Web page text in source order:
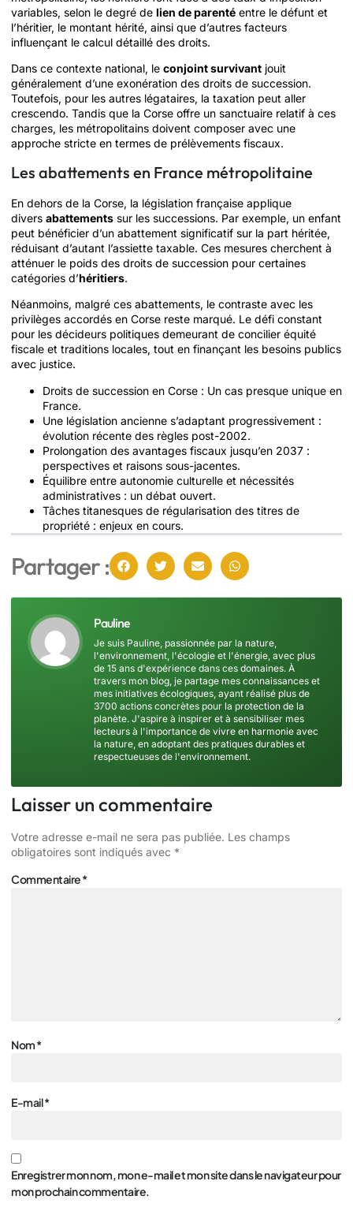
variables, selon le degré de lien de parenté entre le défunt et
l’héritier, le montant hérité, ainsi que d’autres facteurs
influençant le calcul détaillé des droits.
Dans ce contexte national, le conjoint survivant jouit
généralement d’une exonération des droits de succession.
Toutefois, pour les autres légataires, la taxation peut aller
crescendo. Tandis que la Corse offre un sanctuaire relatif à ces
charges, les métropolitains doivent composer avec une
approche stricte en termes de prélèvements fiscaux.
Les abattements en France métropolitaine
En dehors de la Corse, la législation française applique
divers abattements sur les successions. Par exemple, un enfant
peut bénéficier d’un abattement significatif sur la part héritée,
réduisant d’autant l’assiette taxable. Ces mesures cherchent à
atténuer le poids des droits de succession pour certaines
catégories d’héritiers.
Néanmoins, malgré ces abattements, le contraste avec les
privilèges accordés en Corse reste marqué. Le défi constant
pour les décideurs politiques demeurant de concilier équité
fiscale et traditions locales, tout en finançant les besoins publics
avec justice.
Droits de succession en Corse : Un cas presque unique en
France.
Une législation ancienne s’adaptant progressivement :
évolution récente des règles post-2002.
Prolongation des avantages fiscaux jusqu’en 2037 :
perspectives et raisons sous-jacentes.
Équilibre entre autonomie culturelle et nécessités
administratives : un débat ouvert.
Tâches titanesques de régularisation des titres de
propriété : enjeux en cours.
Partager :
Pauline
Je suis Pauline, passionnée par la nature,
l'environnement, l'écologie et l'énergie, avec plus
de 15 ans d'expérience dans ces domaines. À
travers mon blog, je partage mes connaissances et
mes initiatives écologiques, ayant réalisé plus de
3700 actions concrètes pour la protection de la
planète. J'aspire à inspirer et à sensibiliser mes
lecteurs à l'importance de vivre en harmonie avec
la nature, en adoptant des pratiques durables et
respectueuses de l'environnement.
Laisser un commentaire
Votre adresse e-mail ne sera pas publiée. Les champs
obligatoires sont indiqués avec *
Commentaire*
Nom*
E-mail*
Enregistrer mon nom, mon e-mail et mon site dans le navigateur pour
mon prochain commentaire.